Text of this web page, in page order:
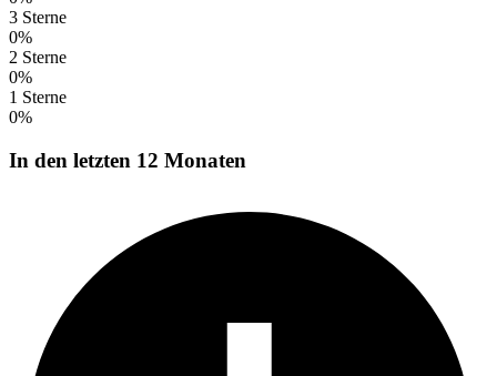
3 Sterne
0%
2 Sterne
0%
1 Sterne
0%
In den letzten 12 Monaten